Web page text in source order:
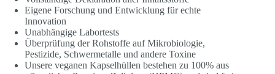
Eigene Forschung und Entwicklung für echte
Innovation
Unabhängige Labortests
Überprüfung der Rohstoffe auf Mikrobiologie,
Pestizide, Schwermetalle und andere Toxine
Unsere veganen Kapselhüllen bestehen zu 100% aus